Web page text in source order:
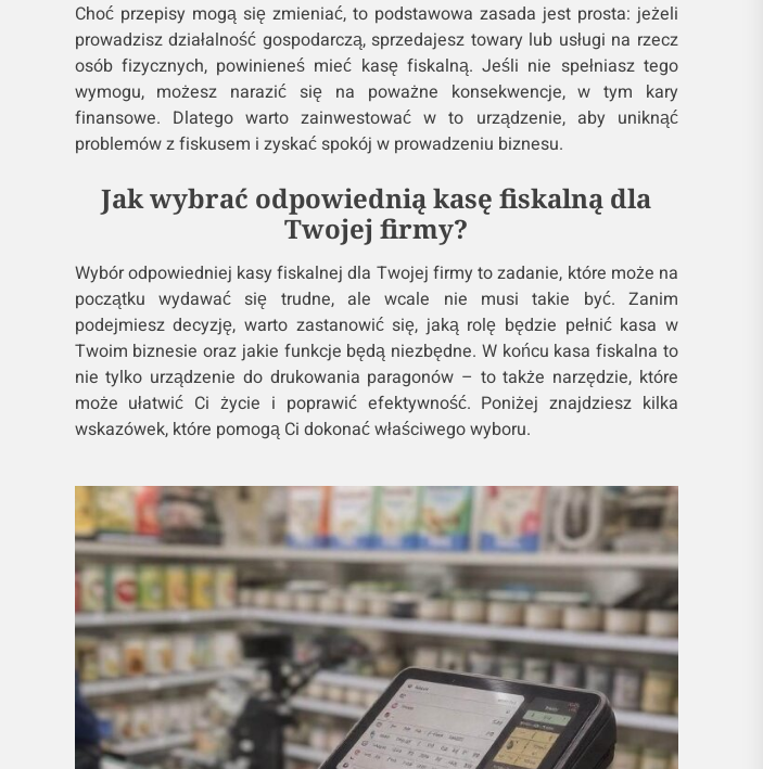
Choć przepisy mogą się zmieniać, to podstawowa zasada jest prosta: jeżeli
prowadzisz działalność gospodarczą, sprzedajesz towary lub usługi na rzecz
osób fizycznych, powinieneś mieć kasę fiskalną. Jeśli nie spełniasz tego
wymogu, możesz narazić się na poważne konsekwencje, w tym kary
finansowe. Dlatego warto zainwestować w to urządzenie, aby uniknąć
problemów z fiskusem i zyskać spokój w prowadzeniu biznesu.
Jak wybrać odpowiednią kasę fiskalną dla
Twojej firmy?
Wybór odpowiedniej kasy fiskalnej dla Twojej firmy to zadanie, które może na
początku wydawać się trudne, ale wcale nie musi takie być. Zanim
podejmiesz decyzję, warto zastanowić się, jaką rolę będzie pełnić kasa w
Twoim biznesie oraz jakie funkcje będą niezbędne. W końcu kasa fiskalna to
nie tylko urządzenie do drukowania paragonów – to także narzędzie, które
może ułatwić Ci życie i poprawić efektywność. Poniżej znajdziesz kilka
wskazówek, które pomogą Ci dokonać właściwego wyboru.